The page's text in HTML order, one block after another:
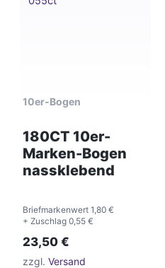
10er-Bogen
180CT 10er-
Marken-Bogen
nassklebend
Briefmarkenwert 1,80 €
+ Zuschlag 0,55 €
23,50 €
zzgl. Versand